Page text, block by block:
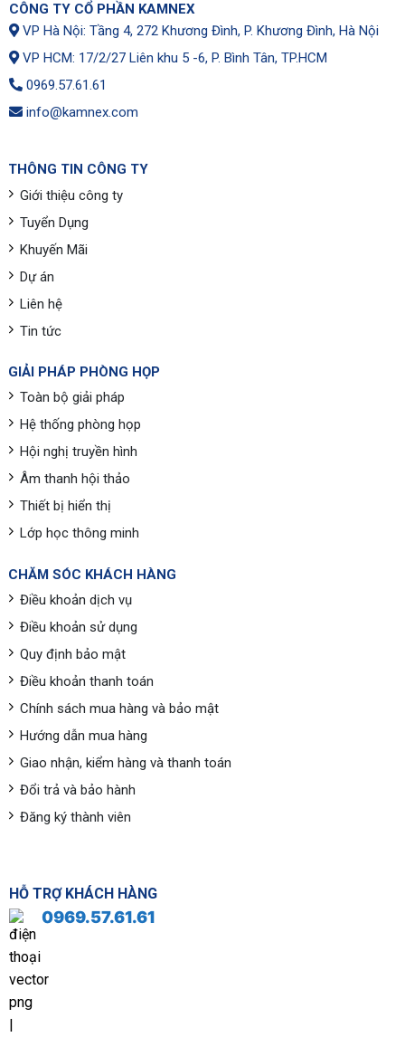
CÔNG TY CỔ PHẦN KAMNEX
VP Hà Nội: Tầng 4, 272 Khương Đình, P. Khương Đình, Hà Nội
VP HCM: 17/2/27 Liên khu 5 -6, P. Bình Tân, TP.HCM
0969.57.61.61
info@kamnex.com
THÔNG TIN CÔNG TY
Giới thiệu công ty
Tuyển Dụng
Khuyến Mãi
Dự án
Liên hệ
Tin tức
GIẢI PHÁP PHÒNG HỌP
Toàn bộ giải pháp
Hệ thống phòng họp
Hội nghị truyền hình
Âm thanh hội thảo
Thiết bị hiển thị
Lớp học thông minh
CHĂM SÓC KHÁCH HÀNG
Điều khoản dịch vụ
Điều khoản sử dụng
Quy định bảo mật
Điều khoản thanh toán
Chính sách mua hàng và bảo mật
Hướng dẫn mua hàng
Giao nhận, kiểm hàng và thanh toán
Đổi trả và bảo hành
Đăng ký thành viên
HỖ TRỢ KHÁCH HÀNG
0969.57.61.61